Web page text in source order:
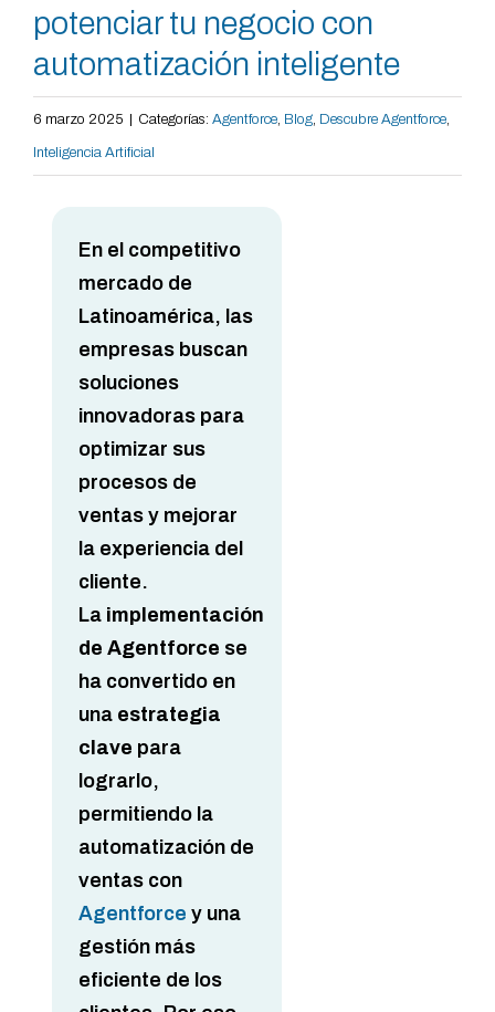
potenciar tu negocio con
automatización inteligente
6 marzo 2025 Categorías: Agentforce, Blog, Descubre Agentforce,
Inteligencia Artificial
En el competitivo
mercado de
Latinoamérica, las
empresas buscan
soluciones
innovadoras para
optimizar sus
procesos de
ventas y mejorar
la experiencia del
cliente.
La implementación
de Agentforce se
ha convertido en
una estrategia
clave para
lograrlo,
permitiendo la
automatización de
ventas con
Agentforce y una
gestión más
eficiente de los